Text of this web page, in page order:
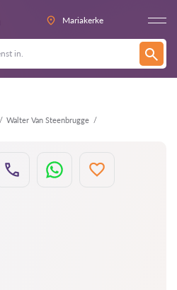
Mariakerke
Walter Van Steenbrugge